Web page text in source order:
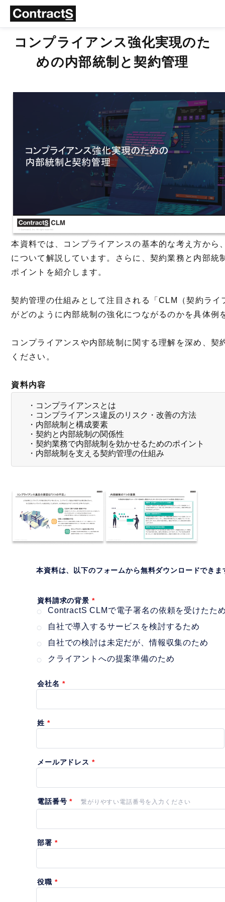
コンプライアンス強化実現のた
めの内部統制と契約管理
本資料では、コンプライアンスの基本的な考え方か
について解説しています。さらに、契約業務と内部
ポイントを紹介します。
契約管理の仕組みとして注目される「CLM（契約ラ
がどのように内部統制の強化につながるのかを具体例
コンプライアンスや内部統制に関する理解を深め、
ください。
資料内容
・コンプライアンスとは
・コンプライアンス違反のリスク・改善の方法
・内部統制と構成要素
・契約と内部統制の関係性
・契約業務で内部統制を効かせるためのポイント
・内部統制を支える契約管理の仕組み